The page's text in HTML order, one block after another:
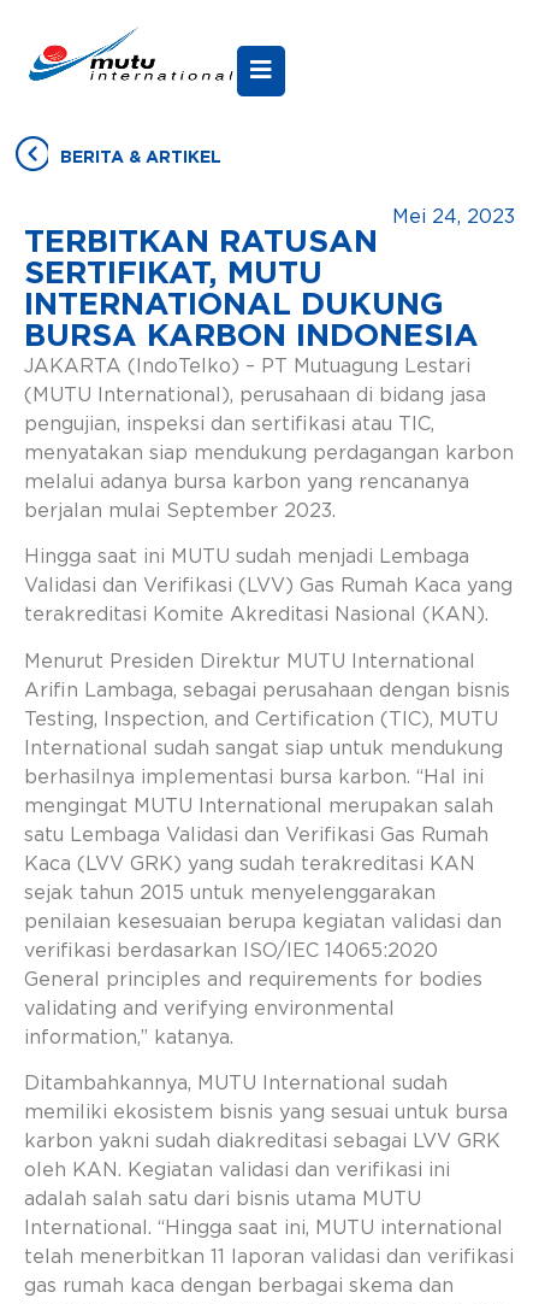
BERITA & ARTIKEL
Mei 24, 2023
TERBITKAN RATUSAN
SERTIFIKAT, MUTU
INTERNATIONAL DUKUNG
BURSA KARBON INDONESIA
JAKARTA (IndoTelko) – PT Mutuagung Lestari
(MUTU International), perusahaan di bidang jasa
pengujian, inspeksi dan sertifikasi atau TIC,
menyatakan siap mendukung perdagangan karbon
melalui adanya bursa karbon yang rencananya
berjalan mulai September 2023.
Hingga saat ini MUTU sudah menjadi Lembaga
Validasi dan Verifikasi (LVV) Gas Rumah Kaca yang
terakreditasi Komite Akreditasi Nasional (KAN).
Menurut Presiden Direktur MUTU International
Arifin Lambaga, sebagai perusahaan dengan bisnis
Testing, Inspection, and Certification (TIC), MUTU
International sudah sangat siap untuk mendukung
berhasilnya implementasi bursa karbon. “Hal ini
mengingat MUTU International merupakan salah
satu Lembaga Validasi dan Verifikasi Gas Rumah
Kaca (LVV GRK) yang sudah terakreditasi KAN
sejak tahun 2015 untuk menyelenggarakan
penilaian kesesuaian berupa kegiatan validasi dan
verifikasi berdasarkan ISO/IEC 14065:2020
General principles and requirements for bodies
validating and verifying environmental
information,” katanya.
Ditambahkannya, MUTU International sudah
memiliki ekosistem bisnis yang sesuai untuk bursa
karbon yakni sudah diakreditasi sebagai LVV GRK
oleh KAN. Kegiatan validasi dan verifikasi ini
adalah salah satu dari bisnis utama MUTU
International. “Hingga saat ini, MUTU international
telah menerbitkan 11 laporan validasi dan verifikasi
gas rumah kaca dengan berbagai skema dan